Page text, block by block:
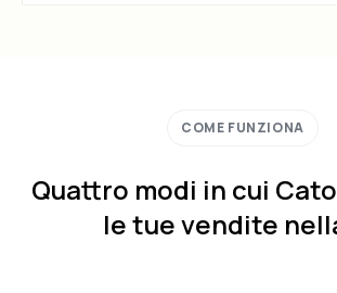
COME FUNZIONA
Quattro modi in cui
le tue vendite